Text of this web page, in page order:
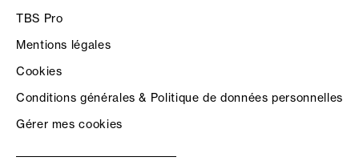
TBS Pro
Mentions légales
Cookies
Conditions générales & Politique de données personnelles
Gérer mes cookies